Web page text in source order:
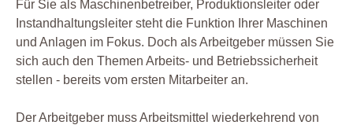
Für Sie als Maschinenbetreiber, Produktionsleiter oder
Instandhaltungsleiter steht die Funktion Ihrer Maschinen
und Anlagen im Fokus. Doch als Arbeitgeber müssen Sie
sich auch den Themen Arbeits- und Betriebssicherheit
stellen - bereits vom ersten Mitarbeiter an.
Der Arbeitgeber muss Arbeitsmittel wiederkehrend von